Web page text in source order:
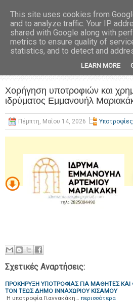
Χορήγηση υποτροφιών και
ιδρύματος Εμμανουήλ
Πέμπτη, Μαΐου 14, 2026 Υποτροφίες
Σχετικές Αναρτήσεις:
ΠΡΟΚΗΡΥΞΗ ΥΠΟΤΡΟΦΙΑΣ ΓΙΑ ΜΑΘΗΤΕΣ
ΤΟΝ ΤΕΩΣ ΔΗΜΟ ΙΝΝΑΧΩΡΙΟΥ ΚΙΣΑΜΟΥ
Η υποτροφία Γιαννακάκη… περισσότερα
This site uses cookies from
and to analyze traffic. Your IP
shared with Google along with
metrics to ensure quality of
statistics, and to detect and
LEARN MORE